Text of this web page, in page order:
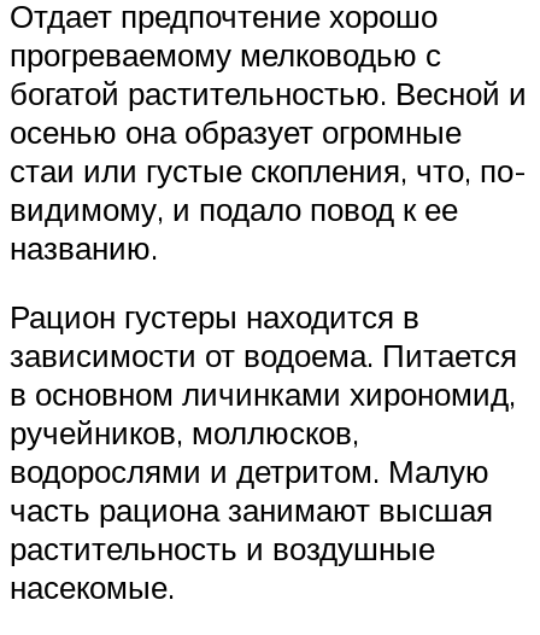
Отдает предпочтение хорошо
прогреваемому мелководью с
богатой растительностью. Весной и
осенью она образует огромные
стаи или густые скопления, что, по-
видимому, и подало повод к ее
названию.
Рацион густеры находится в
зависимости от водоема. Питается
в основном личинками хирономид,
ручейников, моллюсков,
водорослями и детритом. Малую
часть рациона занимают высшая
растительность и воздушные
насекомые.